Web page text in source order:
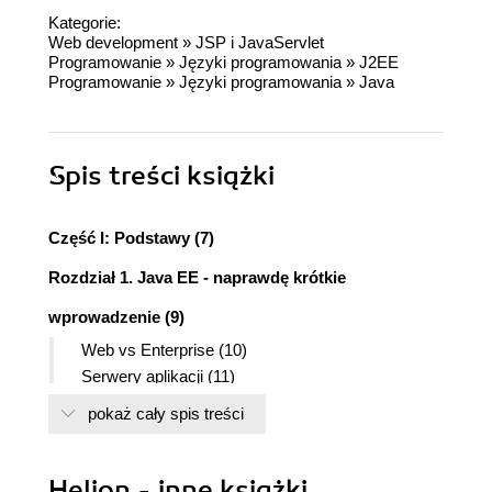
Kategorie:
Web development » JSP i JavaServlet
Programowanie » Języki programowania » J2EE
Programowanie » Języki programowania » Java
Spis treści książki
Część I: Podstawy (7)
Rozdział 1. Java EE - naprawdę krótkie
wprowadzenie (9)
Web vs Enterprise (10)
Serwery aplikacji (11)
Streszczenie, czyli krótki przewodnik po niniejszej
publikacji (11)
Deskryptor wdrożenia (12)
pokaż cały spis treści